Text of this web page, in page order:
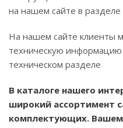
на нашем сайте в разделе
На нашем сайте клиенты
техническую
техническом разделе
В каталоге нашего
широкий ассортимент
комплектующих.